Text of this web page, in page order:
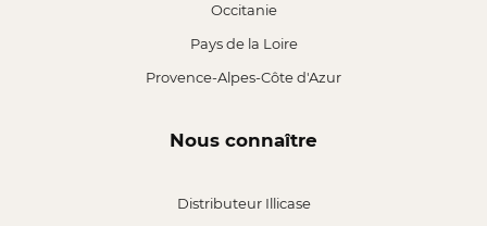
Occitanie
Pays de la Loire
Provence-Alpes-Côte d'Azur
Nous connaître
Distributeur Illicase